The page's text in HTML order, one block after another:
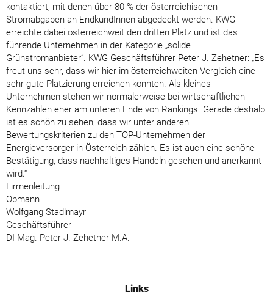
kontaktiert, mit denen über 80 % der österreichischen
Stromabgaben an EndkundInnen abgedeckt werden. KWG
erreichte dabei österreichweit den dritten Platz und ist das
führende Unternehmen in der Kategorie „solide
Grünstromanbieter“. KWG Geschäftsführer Peter J. Zehetner: „Es
freut uns sehr, dass wir hier im österreichweiten Vergleich eine
sehr gute Platzierung erreichen konnten. Als kleines
Unternehmen stehen wir normalerweise bei wirtschaftlichen
Kennzahlen eher am unteren Ende von Rankings. Gerade deshalb
ist es schön zu sehen, dass wir unter anderen
Bewertungskriterien zu den TOP-Unternehmen der
Energieversorger in Österreich zählen. Es ist auch eine schöne
Bestätigung, dass nachhaltiges Handeln gesehen und anerkannt
wird.“
Firmenleitung
Obmann
Wolfgang Stadlmayr
Geschäftsführer
DI Mag. Peter J. Zehetner M.A.
Links